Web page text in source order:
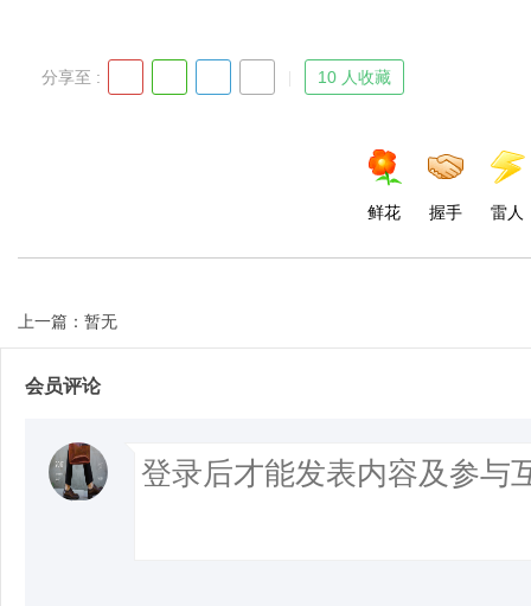
分享至 : 10 人收藏
鲜花 握手 雷人
上一篇：暂无
会员评论